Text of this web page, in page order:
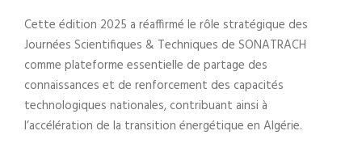
Cette édition 2025 a réaffirmé le rôle stratégique des
Journées Scientifiques & Techniques de SONATRACH
comme plateforme essentielle de partage des
connaissances et de renforcement des capacités
technologiques nationales, contribuant ainsi à
l’accélération de la transition énergétique en Algérie.